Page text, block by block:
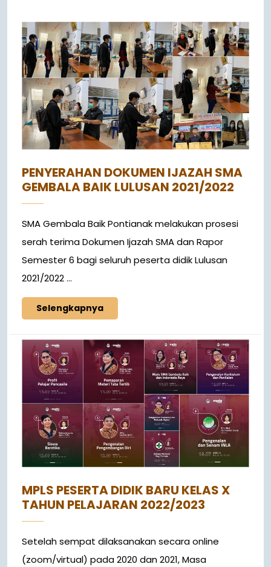
PENYERAHAN DOKUMEN IJAZAH SMA
GEMBALA BAIK LULUSAN 2021/2022
SMA Gembala Baik Pontianak melakukan prosesi
serah terima Dokumen Ijazah SMA dan Rapor
Semester 6 bagi seluruh peserta didik Lulusan
2021/2022 ...
Selengkapnya
MPLS PESERTA DIDIK BARU KELAS X
TAHUN PELAJARAN 2022/2023
Setelah sempat dilaksanakan secara online
(zoom/virtual) pada 2020 dan 2021, Masa